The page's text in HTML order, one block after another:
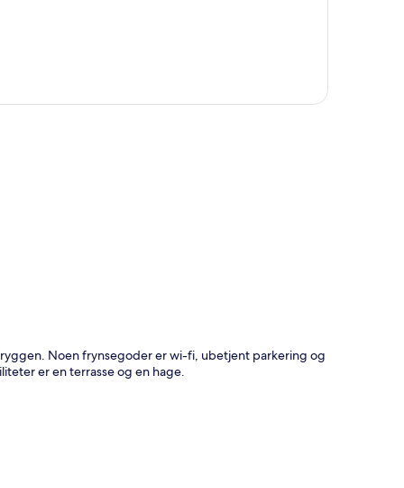
Noen frynsegoder er wi-fi, ubetjent parkering og
er en terrasse og en hage.